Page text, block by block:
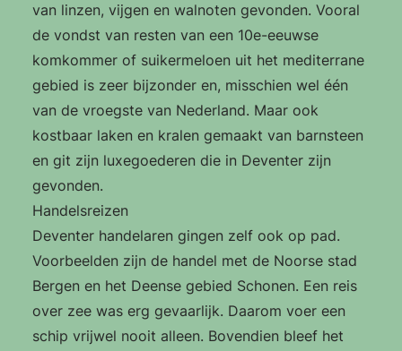
van linzen, vijgen en walnoten gevonden. Vooral
de vondst van resten van een 10e-eeuwse
komkommer of suikermeloen uit het mediterrane
gebied is zeer bijzonder en, misschien wel één
van de vroegste van Nederland. Maar ook
kostbaar laken en kralen gemaakt van barnsteen
en git zijn luxegoederen die in Deventer zijn
gevonden.
Handelsreizen
Deventer handelaren gingen zelf ook op pad.
Voorbeelden zijn de handel met de Noorse stad
Bergen en het Deense gebied Schonen. Een reis
over zee was erg gevaarlijk. Daarom voer een
schip vrijwel nooit alleen. Bovendien bleef het